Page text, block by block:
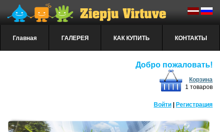
Главная ГАЛЕРЕЯ КАК КУПИТЬ КОНТАКТЫ
Добро пожаловать!
Корзина
1 товаров
Войти Регистрация